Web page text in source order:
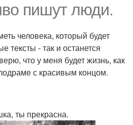
пишут люди.
человека, который будет
тексты - так и останется
что у меня будет жизнь, как
с красивым концом.
ты прекрасна.